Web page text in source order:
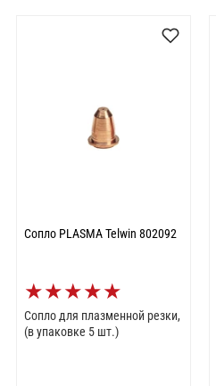
Сопло PLASMA Telwin 802092
★★★★★
Сопло для плазменной резки,
(в упаковке 5 шт.)